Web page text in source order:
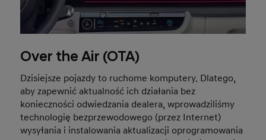
Over the Air (OTA)
Dzisiejsze pojazdy to ruchome komputery. Dlatego,
aby zapewnić aktualność ich działania bez
konieczności odwiedzania dealera, wprowadziliśmy
technologię bezprzewodowego (przez Internet)
wysyłania i instalowania aktualizacji oprogramowania